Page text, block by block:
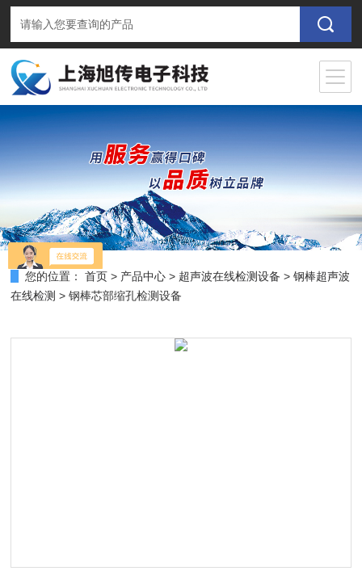
您的位置： 首页 > 产品中心 > 超声波在线检测设备 >钢棒超声波
在线检测 > 钢棒芯部缩孔检测设备